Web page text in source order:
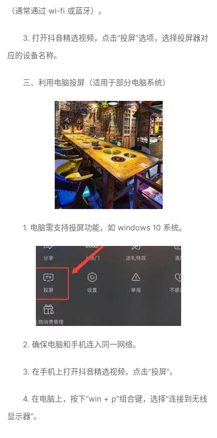
（通常通过 wi-fi 或蓝牙）。
3. 打开抖音精选视频，点击“投屏”选项，选择投屏器对
应的设备名称。
三、利用电脑投屏（适用于部分电脑系统）
1. 电脑需支持投屏功能，如 windows 10 系统。
2. 确保电脑和手机连入同一网络。
3. 在手机上打开抖音精选视频，点击“投屏”。
4. 在电脑上，按下“win + p”组合键，选择“连接到无线
显示器”。